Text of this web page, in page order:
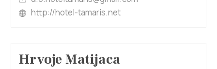
http://hotel-tamaris.net
Hrvoje Matijaca